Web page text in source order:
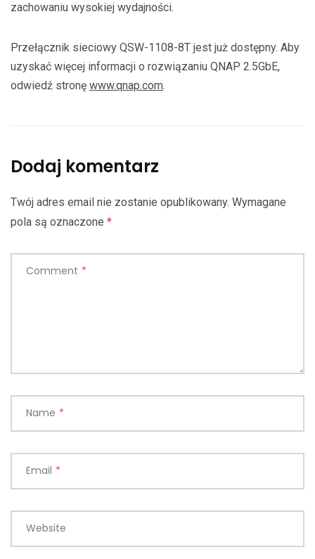
zachowaniu wysokiej wydajności.
Przełącznik sieciowy QSW-1108-8T jest już dostępny. Aby
uzyskać więcej informacji o rozwiązaniu QNAP 2.5GbE,
odwiedź stronę www.qnap.com.
Dodaj komentarz
Twój adres email nie zostanie opublikowany. Wymagane
pola są oznaczone *
Comment *
Name *
Email *
Website